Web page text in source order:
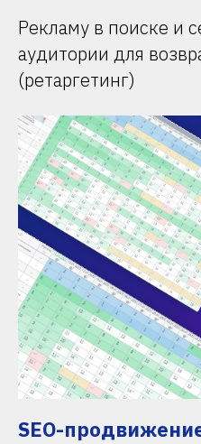
Рекламу в поиске и
аудитории для
(ретаргетинг)
SEO-